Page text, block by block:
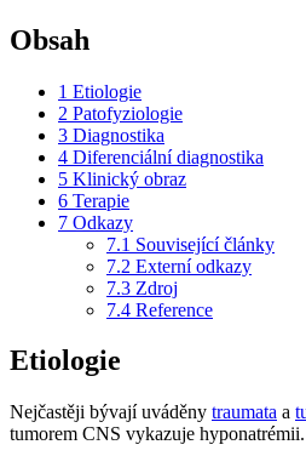
Obsah
1 Etiologie
2 Patofyziologie
3 Diagnostika
4 Diferenciální diagnostika
5 Klinický obraz
6 Terapie
7 Odkazy
7.1 Související články
7.2 Externí odkazy
7.3 Zdroj
7.4 Reference
Etiologie
Nejčastěji bývají uváděny traumata a
tumorem CNS vykazuje